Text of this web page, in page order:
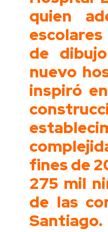
quien
de
nuevo
inspiró
fines de
275 mil
de las
Santiago.